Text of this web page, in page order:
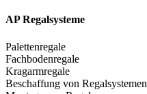
AP Regalsysteme
Palettenregale
Fachbodenregale
Kragarmregale
Beschaffung von Regalsystemen